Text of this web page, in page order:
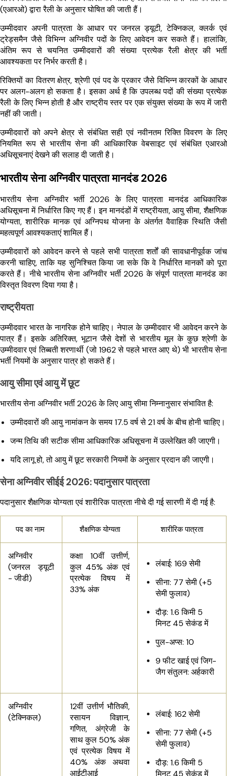
(एआरओ) द्वारा रैली के अनुसार घोषित की जाती हैं।
उम्मीदवार अपनी पात्रता के आधार पर जनरल ड्यूटी, टेक्निकल, क्लर्क एवं
ट्रेड्समैन जैसे विभिन्न अग्निवीर पदों के लिए आवेदन कर सकते हैं। हालांकि,
अंतिम रूप से चयनित उम्मीदवारों की संख्या प्रत्येक रैली क्षेत्र की भर्ती
आवश्यकता पर निर्भर करती है।
रिक्तियों का वितरण क्षेत्र, श्रेणी एवं पद के प्रकार जैसे विभिन्न कारकों के आधार
पर अलग-अलग हो सकता है। इसका अर्थ है कि उपलब्ध पदों की संख्या प्रत्येक
रैली के लिए भिन्न होती है और राष्ट्रीय स्तर पर एक संयुक्त संख्या के रूप में जारी
नहीं की जाती।
उम्मीदवारों को अपने क्षेत्र से संबंधित सही एवं नवीनतम रिक्ति विवरण के लिए
नियमित रूप से भारतीय सेना की आधिकारिक वेबसाइट एवं संबंधित एआरओ
अधिसूचनाएं देखने की सलाह दी जाती है।
भारतीय सेना अग्निवीर पात्रता मानदंड 2026
भारतीय सेना अग्निवीर भर्ती 2026 के लिए पात्रता मानदंड आधिकारिक
अधिसूचना में निर्धारित किए गए हैं। इन मानदंडों में राष्ट्रीयता, आयु सीमा, शैक्षणिक
योग्यता, शारीरिक मानक एवं अग्निपथ योजना के अंतर्गत वैवाहिक स्थिति जैसी
महत्वपूर्ण आवश्यकताएं शामिल हैं।
उम्मीदवारों को आवेदन करने से पहले सभी पात्रता शर्तों की सावधानीपूर्वक जांच
करनी चाहिए, ताकि यह सुनिश्चित किया जा सके कि वे निर्धारित मानकों को पूरा
करते हैं। नीचे भारतीय सेना अग्निवीर भर्ती 2026 के संपूर्ण पात्रता मानदंड का
विस्तृत विवरण दिया गया है।
राष्ट्रीयता
उम्मीदवार भारत के नागरिक होने चाहिए। नेपाल के उम्मीदवार भी आवेदन करने के
पात्र हैं। इसके अतिरिक्त, भूटान जैसे देशों से भारतीय मूल के कुछ श्रेणी के
उम्मीदवार एवं तिब्बती शरणार्थी (जो 1962 से पहले भारत आए थे) भी भारतीय सेना
भर्ती नियमों के अनुसार पात्र हो सकते हैं।
आयु सीमा एवं आयु में छूट
भारतीय सेना अग्निवीर भर्ती 2026 के लिए आयु सीमा निम्नानुसार संभावित है:
उम्मीदवारों की आयु नामांकन के समय 17.5 वर्ष से 21 वर्ष के बीच होनी चाहिए।
जन्म तिथि की सटीक सीमा आधिकारिक अधिसूचना में उल्लेखित की जाएगी।
यदि लागू हो, तो आयु में छूट सरकारी नियमों के अनुसार प्रदान की जाएगी।
सेना अग्निवीर सीईई 2026: पदानुसार पात्रता
पदानुसार शैक्षणिक योग्यता एवं शारीरिक पात्रता नीचे दी गई सारणी में दी गई है:
पद का नाम शैक्षणिक योग्यता शारीरिक पात्रता
अग्निवीर
(जनरल ड्यूटी
- जीडी)
कक्षा 10वीं उत्तीर्ण,
कुल 45% अंक एवं
प्रत्येक विषय में
33% अंक
लंबाई: 169 सेमी
सीना: 77 सेमी (+5
सेमी फुलाव)
दौड़: 1.6 किमी 5
मिनट 45 सेकंड में
पुल-अप्स: 10
9 फीट खाई एवं जिग-
जैग संतुलन: अर्हकारी
अग्निवीर
(टेक्निकल)
12वीं उत्तीर्ण भौतिकी,
रसायन विज्ञान,
गणित, अंग्रेजी के
साथ कुल 50% अंक
एवं प्रत्येक विषय में
40% अंक अथवा
आईटीआई
लंबाई: 162 सेमी
सीना: 77 सेमी (+5
सेमी फुलाव)
दौड़: 1.6 किमी 5